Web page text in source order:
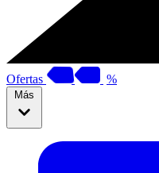
Ofertas %
Más